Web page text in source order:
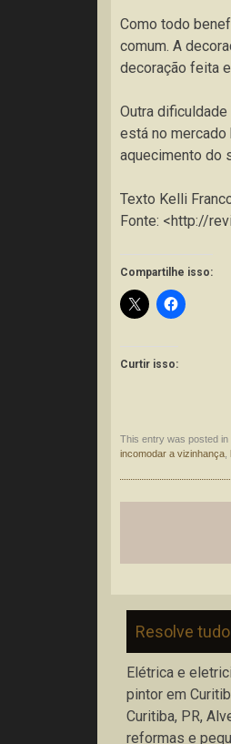
Como todo
comum. A
decoração feita
Outra
está no mercado
aquecimento do
Texto Kelli
Fonte: <http://
Compartilhe isso:
Curtir isso:
This entry was posted in
incomodar a vizinhança
Resolve
Elétrica e
pintor em
Curitiba, PR,
reformas e